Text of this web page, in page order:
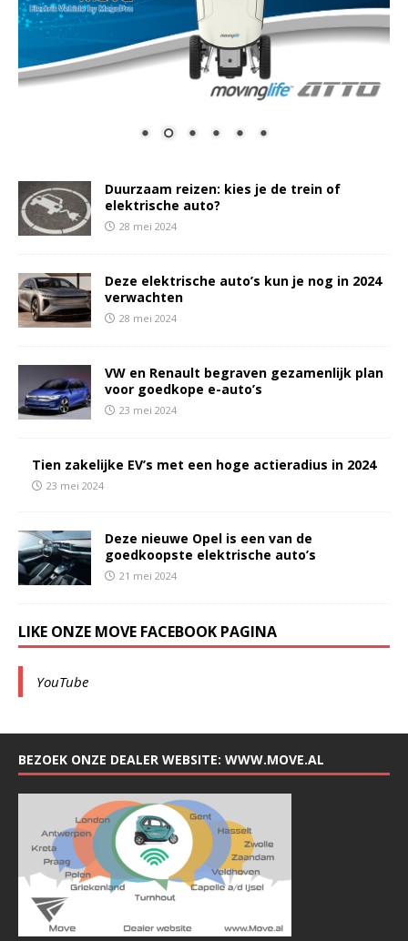
Duurzaam reizen: kies je de trein of
elektrische auto?
28 mei 2024
Deze elektrische auto’s kun je nog in 2024
verwachten
28 mei 2024
VW en Renault begraven gezamenlijk plan
voor goedkope e-auto’s
23 mei 2024
Tien zakelijke EV’s met een hoge actieradius in 2024
23 mei 2024
Deze nieuwe Opel is een van de
goedkoopste elektrische auto’s
21 mei 2024
LIKE ONZE MOVE FACEBOOK PAGINA
YouTube
BEZOEK ONZE DEALER WEBSITE: WWW.MOVE.AL